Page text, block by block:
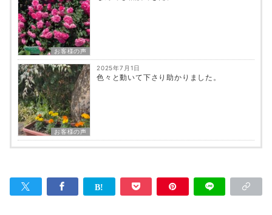
お客様の声
お客様の声
2025年7月1日
色々と動いて下さり助かりました。